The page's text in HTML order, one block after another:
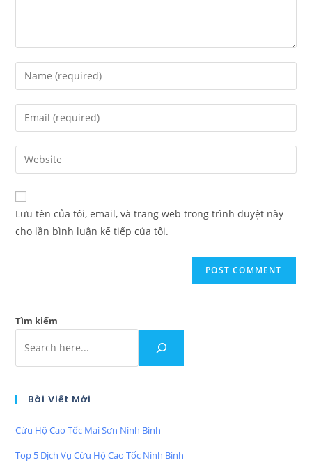
Lưu tên của tôi, email, và trang web trong trình duyệt này
cho lần bình luận kế tiếp của tôi.
Tìm kiếm
Bài Viết Mới
Cứu Hộ Cao Tốc Mai Sơn Ninh Bình
Top 5 Dịch Vụ Cứu Hộ Cao Tốc Ninh Bình